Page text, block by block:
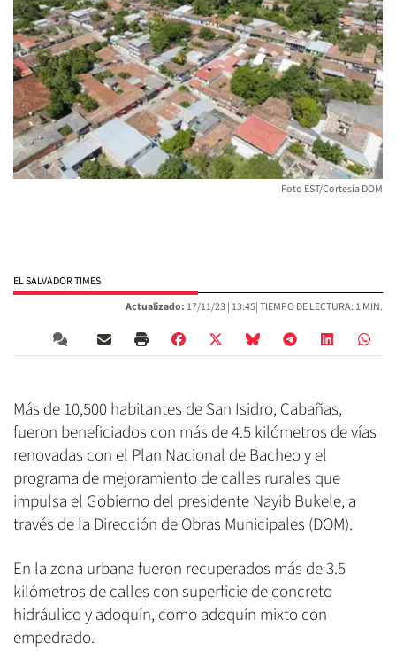
Foto EST/Cortesía DOM
EL SALVADOR TIMES
Actualizado: 17/11/23 | 13:45| TIEMPO DE LECTURA: 1 MIN.
Más de 10,500 habitantes de San Isidro, Cabañas,
fueron beneficiados con más de 4.5 kilómetros de vías
renovadas con el Plan Nacional de Bacheo y el
programa de mejoramiento de calles rurales que
impulsa el Gobierno del presidente Nayib Bukele, a
través de la Dirección de Obras Municipales (DOM).
En la zona urbana fueron recuperados más de 3.5
kilómetros de calles con superficie de concreto
hidráulico y adoquín, como adoquín mixto con
empedrado.